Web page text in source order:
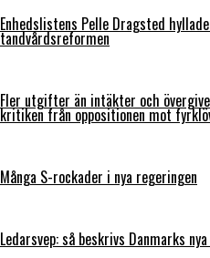
Enhedslistens Pelle Dragsted
tandvårdsreformen
Fler utgifter än intäkter och
kritiken från oppositionen mot
Många S-rockader i nya regeringen
Ledarsvep: så beskrivs Danmarks